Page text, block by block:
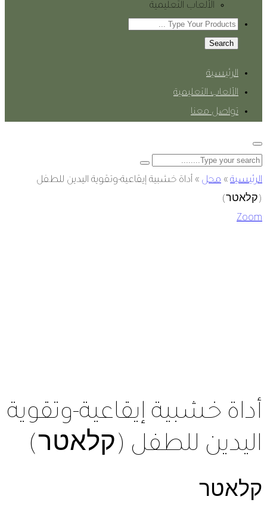
الألعاب التعليمية
Search
الرئيسية
الألعاب التعليمية
تواصل معنا
الرئيسية » محل » أداة خشبية إيقاعية-وتقوية اليدين للطفل
(קלאטר)
Zoom
أداة خشبية إيقاعية-وتقوية
اليدين للطفل (קלאטר)
קלאטר